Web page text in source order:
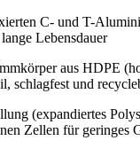
C- und T-
Lebensdauer
aus HDPE
schlagfest und
(expandiertes
Zellen für geringes